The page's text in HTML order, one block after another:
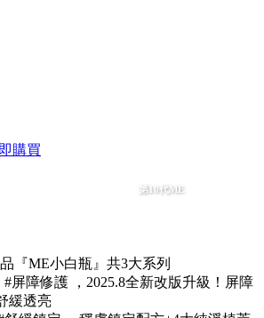
購買
『ME小白瓶』共3大系列
屏障修護 ，2025.8全新改版升級！屏障
緩透亮
第10代ME